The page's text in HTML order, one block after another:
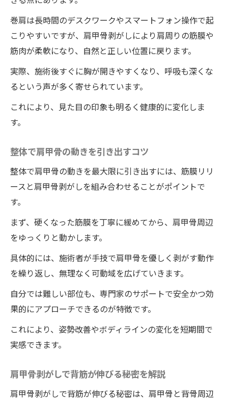
巻肩は長時間のデスクワークやスマートフォン操作で起
こりやすいですが、肩甲骨剥がしにより肩周りの筋膜や
筋肉が柔軟になり、自然と正しい位置に戻ります。
実際、施術後すぐに胸が開きやすくなり、呼吸も深くな
るという声が多く寄せられています。
これにより、見た目の印象も明るく健康的に変化しま
す。
整体で肩甲骨の動きを引き出すコツ
整体で肩甲骨の動きを最大限に引き出すには、筋膜リリ
ースと肩甲骨剥がしを組み合わせることがポイントで
す。
まず、硬くなった筋膜を丁寧に緩めてから、肩甲骨周辺
をゆっくりと動かします。
具体的には、施術者が手技で肩甲骨を優しく剥がす動作
を繰り返し、無理なく可動域を広げていきます。
自分では難しい部位も、専門家のサポートで安全かつ効
果的にアプローチできるのが特徴です。
これにより、姿勢改善やボディラインの変化を短期間で
実感できます。
肩甲骨剥がしで背筋が伸びる秘密を解説
肩甲骨剥がしで背筋が伸びる秘密は、肩甲骨と背骨周辺